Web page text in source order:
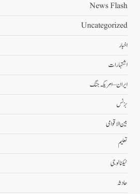
News Flash
Uncategorized
اخبار
اشتہارات
ایران – امریکہ جنگ
بزنس
بین الاقوامی
تعلیم
ٹیکنالوجی
حادثہ